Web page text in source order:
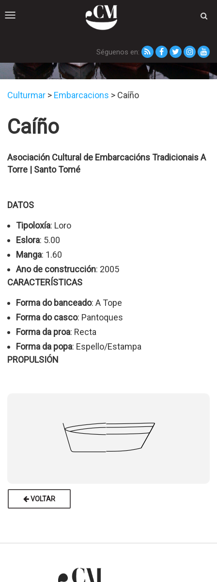
Toggle
Séguenos en:
Embarcacións
Culturmar > Embarcacions > Caíño
Caíño
Asociación Cultural de Embarcacións Tradicionais A
Torre | Santo Tomé
DATOS
Tipoloxía: Loro
Eslora: 5.00
Manga: 1.60
Ano de construcción: 2005
CARACTERÍSTICAS
Forma do banceado: A Tope
Forma do casco: Pantoques
Forma da proa: Recta
Forma da popa: Espello/Estampa
PROPULSIÓN
VOLTAR